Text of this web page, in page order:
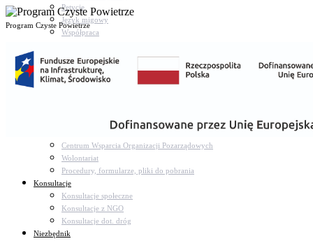
Petycje
Język migowy
Współpraca
Aktualności NGO
Rejestr Org. Pozarządowych
Rada Działalności Pożytku Publicznego
Komunikaty organizacji o realizowanych zadaniach publicznych
Centrum Wsparcia Organizacji Pozarządowych
Wolontariat
Procedury, formularze, pliki do pobrania
Konsultacje
Konsultacje społeczne
Konsultacje z NGO
Konsultacje dot. dróg
Niezbędnik
Program Czyste Powietrze